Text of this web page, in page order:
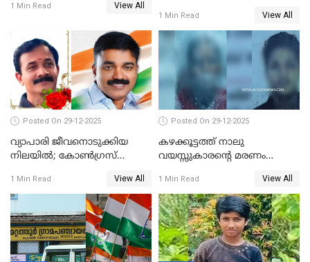
1 Min Read View All
പിഴ
1 Min Read View All
Posted On 29-12-2025
വ്യാപാരി ജീവനൊടുക്കിയ
നിലയില്‍; കോണ്‍ഗ്രസ്
മാനസികപീഡനമെന്ന് കുറിപ്പ്
1 Min Read View All
Posted On 29-12-2025
കഴക്കൂട്ടത്ത് നാലു
വയസ്സുകാരന്റെ മരണം
സുഹൃത്തും പൊലീസ്
കസ്റ്റഡിയിൽ
1 Min Read View All